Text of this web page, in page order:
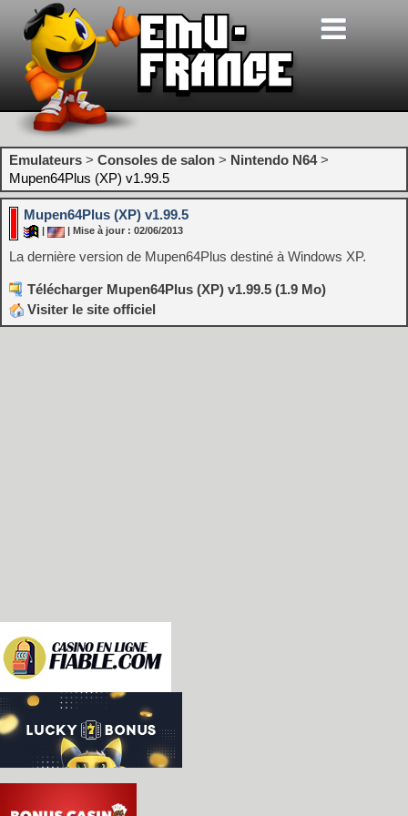
Emulateurs > Consoles de salon > Nintendo N64>
Mupen64Plus (XP) v1.99.5
Mupen64Plus (XP) v1.99.5
| Mise à jour : 02/06/2013
La dernière version de Mupen64Plus destiné à Windows XP.
Télécharger Mupen64Plus (XP) v1.99.5 (1.9 Mo)
Visiter le site officiel